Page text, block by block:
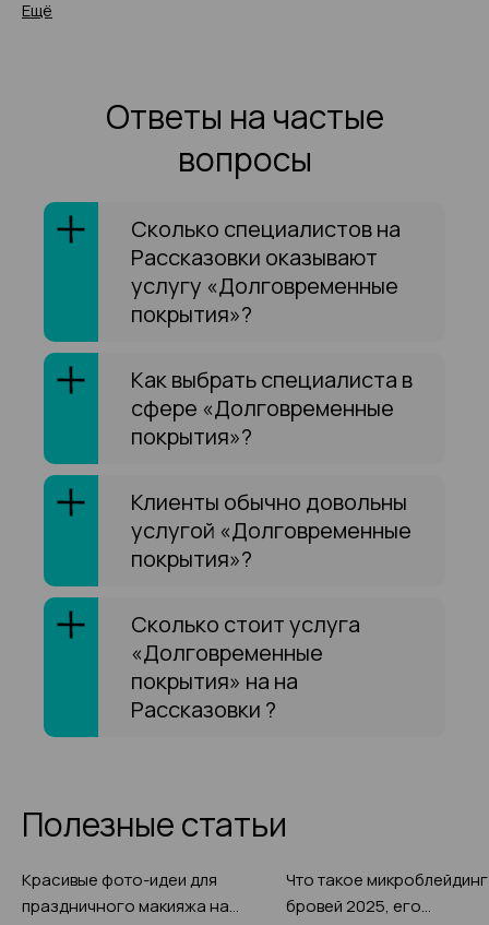
Ещё
Ответы на частые
вопросы
Сколько специалистов на
Рассказовки оказывают
услугу «Долговременные
покрытия»?
Как выбрать специалиста в
сфере «Долговременные
покрытия»?
Клиенты обычно довольны
услугой «Долговременные
покрытия»?
Сколько стоит услуга
«Долговременные
покрытия» на на
Рассказовки ?
Полезные статьи
Красивые фото-идеи для
праздничного макияжа на
Что такое микроблейдинг
бровей 2025, его